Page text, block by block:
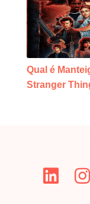
Qual é
Stranger